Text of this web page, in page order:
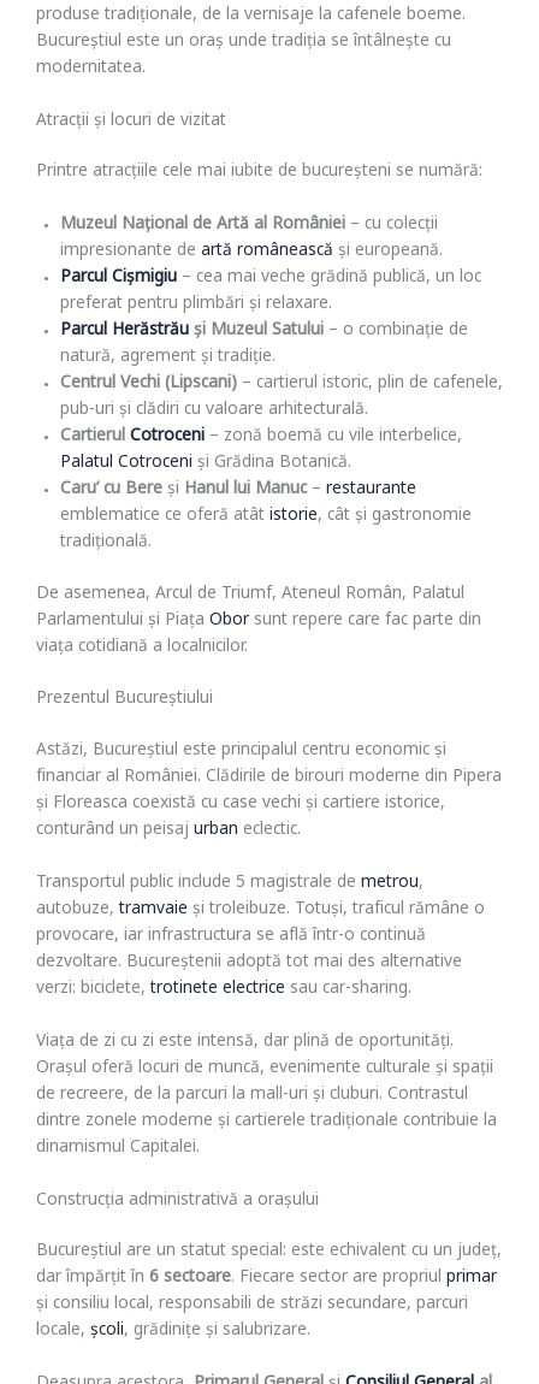
produse tradiționale, de la vernisaje la cafenele boeme.
Bucureștiul este un oraș unde tradiția se întâlnește cu
modernitatea.
Atracții și locuri de vizitat
Printre atracțiile cele mai iubite de bucureșteni se numără:
Muzeul Național de Artă al României – cu colecții
impresionante de artă românească și europeană.
Parcul Cișmigiu – cea mai veche grădină publică, un loc
preferat pentru plimbări și relaxare.
Parcul Herăstrău și Muzeul Satului – o combinație de
natură, agrement și tradiție.
Centrul Vechi (Lipscani) – cartierul istoric, plin de cafenele,
pub-uri și clădiri cu valoare arhitecturală.
Cartierul Cotroceni – zonă boemă cu vile interbelice,
Palatul Cotroceni și Grădina Botanică.
Caru’ cu Bere și Hanul lui Manuc– restaurante
emblematice ce oferă atât istorie, cât și gastronomie
tradițională.
De asemenea, Arcul de Triumf, Ateneul Român, Palatul
Parlamentului și Piața Obor sunt repere care fac parte din
viața cotidiană a localnicilor.
Prezentul Bucureștiului
Astăzi, Bucureștiul este principalul centru economic și
financiar al României. Clădirile de birouri moderne din Pipera
și Floreasca coexistă cu case vechi și cartiere istorice,
conturând un peisaj urban eclectic.
Transportul public include 5 magistrale de metrou,
autobuze,tramvaie și troleibuze. Totuși, traficul rămâne o
provocare, iar infrastructura se află într-o continuă
dezvoltare. Bucureștenii adoptă tot mai des alternative
verzi: biciclete,trotinete electrice sau car-sharing.
Viața de zi cu zi este intensă, dar plină de oportunități.
Orașul oferă locuri de muncă, evenimente culturale și spații
de recreere, de la parcuri la mall-uri și cluburi. Contrastul
dintre zonele moderne și cartierele tradiționale contribuie la
dinamismul Capitalei.
Construcția administrativă a orașului
Bucureștiul are un statut special: este echivalent cu un județ,
dar împărțit în 6 sectoare. Fiecare sector are propriul primar
și consiliu local, responsabili de străzi secundare, parcuri
locale, școli, grădinițe și salubrizare.